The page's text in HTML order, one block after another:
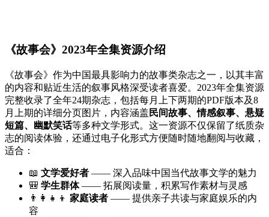
《故事会》2023年全集资源介绍
《故事会》作为中国最具影响力的故事类杂志之一，以其丰富
的内容和贴近生活的叙事风格深受读者喜爱。2023年全集资源
完整收录了全年24期杂志，包括每月上下两期的PDF版本及8
月上期的详细分页图片，内容涵盖 民间故事、情感叙事、悬疑
短篇、幽默笑话等多种文学形式。这一资源不仅保留了纸质杂
志的阅读体验，还通过电子化形式方便随时随地翻阅与收藏，
适合：
📖 文学爱好者 —— 深入品味中国当代故事文学的魅力
🎒 学生群体—— 拓展阅读量，积累写作素材与灵感
👨‍👩‍👧‍👦 家庭读者 —— 提供亲子共读与家庭娱乐的内
容